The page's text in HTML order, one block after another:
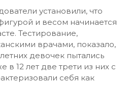
установили, что
и весом начинается
Тестирование,
врачами, показало,
девочек пытались
в 12 лет две трети из них с
себя как